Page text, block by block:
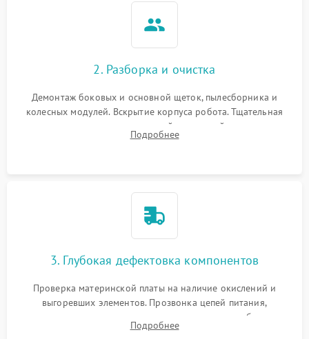
2. Разборка и очистка
Демонтаж боковых и основной щеток, пылесборника и
колесных модулей. Вскрытие корпуса робота. Тщательная
очистка внутренних полостей, шестерней и плат от
скопившейся пыли, волос и шерсти животных с
Подробнее
3. Глубокая дефектовка компонентов
Проверка материнской платы на наличие окислений и
выгоревших элементов. Прозвонка цепей питания,
тестирование приводных моторов колес и турбины
всасывания. Оценка состояния оптических и инфракрасных
Подробнее